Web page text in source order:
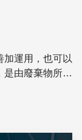
加運用，也可以
是由廢棄物所產